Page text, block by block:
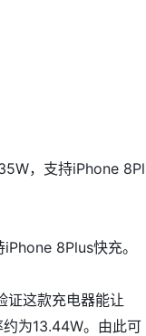
，支持iPhone
8Plus快充。
证这款充电器能让
为13.44W。由此可